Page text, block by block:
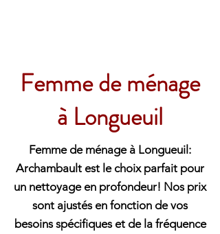
Femme de ménage
à Longueuil
Femme de ménage à Longueuil:
Archambault est le choix parfait pour
un nettoyage en profondeur! Nos prix
sont ajustés en fonction de vos
besoins spécifiques et de la fréquence